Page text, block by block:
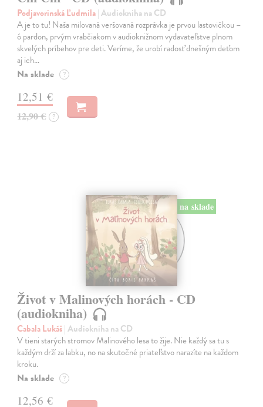
Podjavorinská Ľudmila| Audiokniha na CD
A je to tu! Naša milovaná veršovaná rozprávka je prvou lastovičkou –
ó pardon, prvým vrabčiakom v audioknižnom vydavateľstve plnom
skvelých príbehov pre deti. Veríme, že urobí radosť dnešným deťom
aj ich…
Na sklade ?
12,51 €
12,90 € ?
na sklade
Život v Malinových horách - CD
(audiokniha)
Cabala Lukáš| Audiokniha na CD
V tieni starých stromov Malinového lesa to žije. Nie každý sa tu s
každým drží za labku, no na skutočné priateľstvo narazíte na každom
kroku.
Na sklade ?
12,56 €